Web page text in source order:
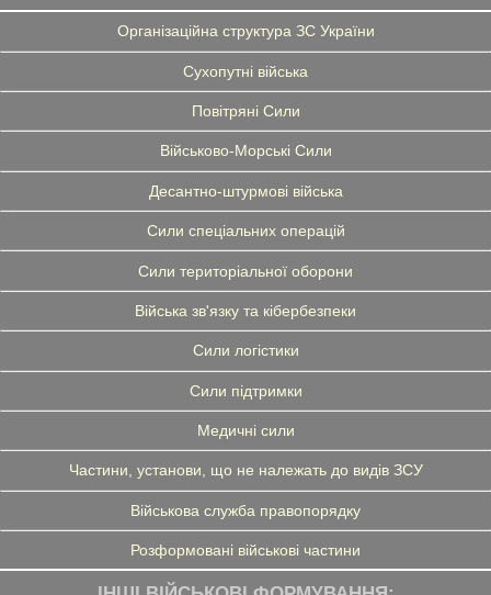
Організаційна структура ЗС України
Сухопутні війська
Повітряні Сили
Військово-Морські Сили
Десантно-штурмові війська
Сили спеціальних операцій
Сили територіальної оборони
Війська зв'язку та кібербезпеки
Сили логістики
Сили підтримки
Медичні сили
Частини, установи, що не належать до видів ЗСУ
Військова служба правопорядку
Розформовані військові частини